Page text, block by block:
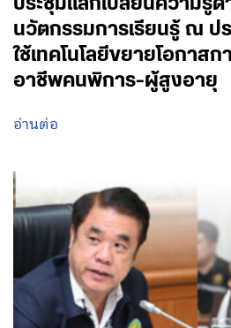
นวัตกรรมการเรียนรู้ ณ ปร
ใช้เทคโนโลยีขยายโอกาส
อาชีพคนพิการ-ผู้สูงอายุ
อ่านต่อ